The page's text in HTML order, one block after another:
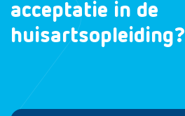
acceptatie in de
huisartsopleiding?